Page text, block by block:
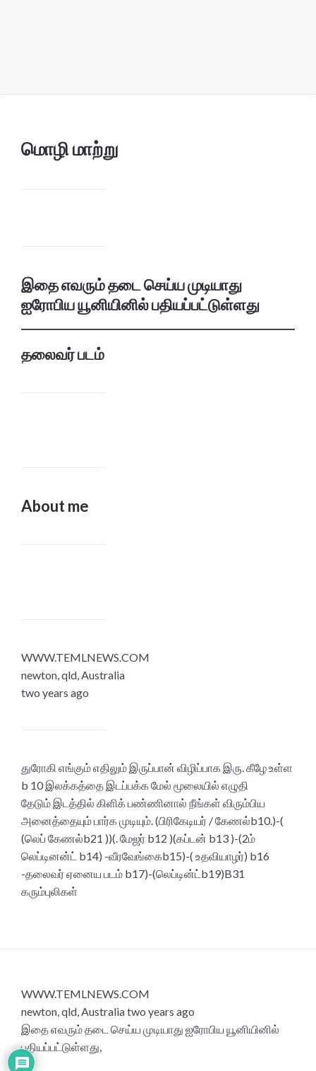
மொழி மாற்று
இதை எவரும் தடை செய்ய முடியாது
ஐரோபிய யூனியினில் பதியப்பட்டுள்ளது
தலைவர் படம்
About me
WWW.TEMLNEWS.COM
newton, qld, Australia
two years ago
துரோகி எங்கும் எதிலும் இருப்பான் விழிப்பாக இரு. கீழே உள்ள
b 10 இலக்கத்தை இடப்பக்க மேல் மூலையில் எழுதி
தேடும் இடத்தில் கிளிக் பண்ணினால் நீங்கள் விரும்பிய
அனைத்தையும் பார்க முடியும். (பிரிகேடியர் / கேணல்b10.)-(
(லெப் கேணல்b21 ))(. மேஜர் b12 )(கப்டன் b13 )-(2ம்
லெப்டினன்ட் b14) -வீரவேங்கைb15)-( உதவியாழர்) b16
-தலைவர் ஏனைய படம் b17)-(லெப்டின்ட்b19)B31
கரும்புலிகள்
WWW.TEMLNEWS.COM
newton, qld, Australia two years ago
இதை எவரும் தடை செய்ய முடியாது ஐரோபிய யூனியினில்
பதியப்பட்டுள்ளது,